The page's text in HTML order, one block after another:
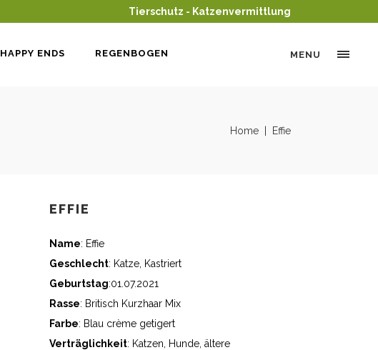
Tierschutz - Katzenvermittlung
HAPPY ENDS REGENBOGEN MENU
Home Effie
EFFIE
Name: Effie
Geschlecht: Katze, Kastriert
Geburtstag:01.07.2021
Rasse: Britisch Kurzhaar Mix
Farbe: Blau crème getigert
Verträglichkeit: Katzen, Hunde, ältere